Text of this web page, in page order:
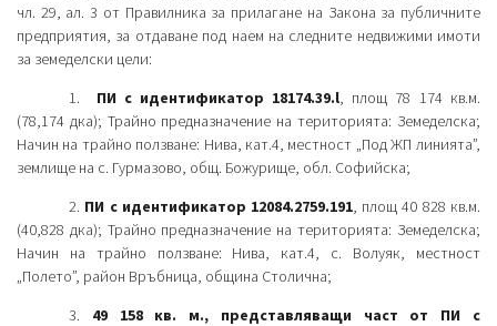
чл. 29, ал. 3 от Правилника за прилагане на Закона за публичните
предприятия, за отдаване под наем на следните недвижими имоти
за земеделски цели:
1. ПИ с идентификатор 18174.39.l, площ 78 174 кв.м.
(78,174 дка); Трайно предназначение на територията: Земеделска;
Начин на трайно ползване: Нива, кат.4, местност „Под ЖП линията”,
землище на с. Гурмазово, общ. Божурище, обл. Софийска;
2. ПИ с идентификатор 12084.2759.191, площ 40 828 кв.м.
(40,828 дка); Трайно предназначение на територията: Земеделска;
Начин на трайно ползване: Нива, кат.4, с. Волуяк, местност
„Полето”, район Връбница, община Столична;
3. 49 158 кв. м., представляващи част от ПИ с